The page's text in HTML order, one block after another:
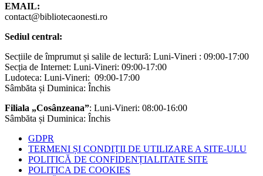
EMAIL:
contact@bibliotecaonesti.ro
Sediul central:
Secțiile de împrumut și salile de lectură: Luni-Vineri : 09:00-17:00
Secția de Internet: Luni-Vineri: 09:00-17:00
Ludoteca: Luni-Vineri: 09:00-17:00
Sâmbăta și Duminica: Închis
Filiala „Cosânzeana”: Luni-Vineri: 08:00-16:00
Sâmbăta și Duminica: Închis
GDPR
TERMENI ȘI CONDIȚII DE UTILIZARE A SITE-ULU
POLITICĂ DE CONFIDENȚIALITATE SITE
POLITICA DE COOKIES